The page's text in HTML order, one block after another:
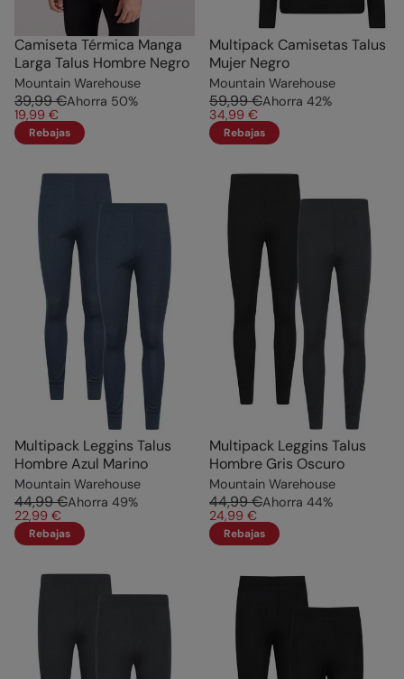
Camiseta Térmica Manga
Larga Talus Hombre Negro
Mountain Warehouse
39,99 €Ahorra 50%
19,99 €
Rebajas
Multipack Camisetas Talus
Mujer Negro
Mountain Warehouse
59,99 €Ahorra 42%
34,99 €
Rebajas
Multipack Leggins Talus
Hombre Azul Marino
Mountain Warehouse
44,99 €Ahorra 49%
22,99 €
Rebajas
Multipack Leggins Talus
Hombre Gris Oscuro
Mountain Warehouse
44,99 €Ahorra 44%
24,99 €
Rebajas